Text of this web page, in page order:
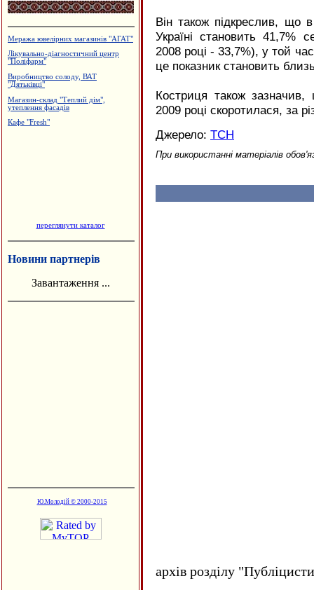
Будцентр "Деніго"
Садиба зеленого туризму "Магнолія"
сервіс"
Виробництво еластичної резинки
переглянути каталог
Новини партнерів
Завантаження ...
Ю.Молодій © 2000-2015
Він також підкреслив, що
Україні становить 41,7%
2008 році - 33,7%), у той
це показник становить
Костриця також
2009 році скоротилася, за
Джерело: ТСН
При використанні матеріалів
архів розділу